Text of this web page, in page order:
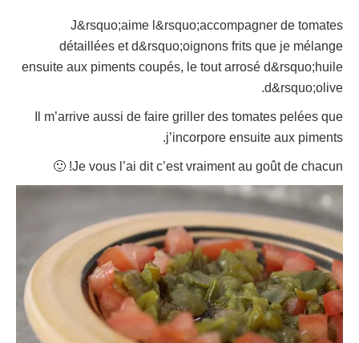
J&rsquo;aime l&rsquo;accompagner de tomates
détaillées et d&rsquo;oignons frits que je mélange
ensuite aux piments coupés, le tout arrosé d&rsquo;huile
d&rsquo;olive.
Il m’arrive aussi de faire griller des tomates pelées que
j’incorpore ensuite aux piments
.
Je vous l’ai dit c’est vraiment au goût de chacun
!
🙂